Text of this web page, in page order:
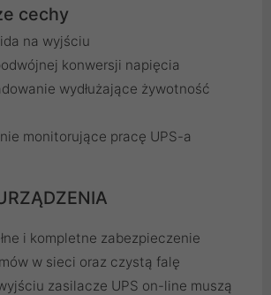
cechy
na wyjściu
konwersji napięcia
wydłużające żywotność
monitorujące pracę UPS-a
i kompletne zabezpieczenie
w sieci oraz czystą falę
zasilacze UPS on-line muszą